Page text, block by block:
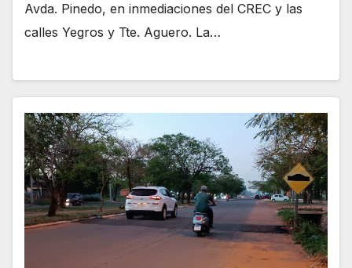
Avda. Pinedo, en inmediaciones del CREC y las
calles Yegros y Tte. Aguero. La…